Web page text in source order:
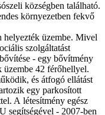
községben található.
környezetben fekvő
helyezték üzembe. Mivel
szolgáltatást
- egy bővítmény
üzembe 42 férőhellyel.
és átfogó ellátást
egy parkosított
A létesítmény egész
segítségével - 2007-ben